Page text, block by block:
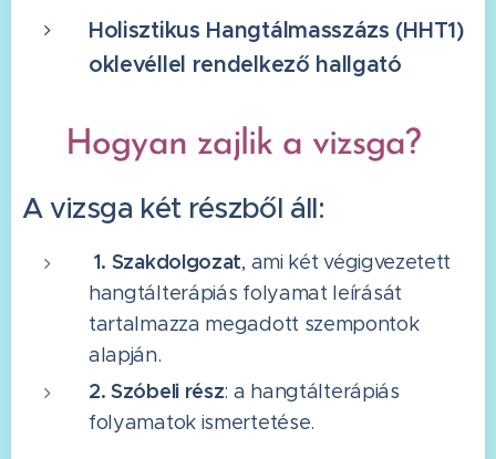
Holisztikus Hangtálmasszázs (HHT1)
oklevéllel rendelkező hallgató
Hogyan zajlik a vizsga?
A vizsga két részből áll:
1. Szakdolgozat, ami két végigvezetett
hangtálterápiás folyamat leírását
tartalmazza megadott szempontok
alapján.
2. Szóbeli rész: a hangtálterápiás
folyamatok ismertetése.